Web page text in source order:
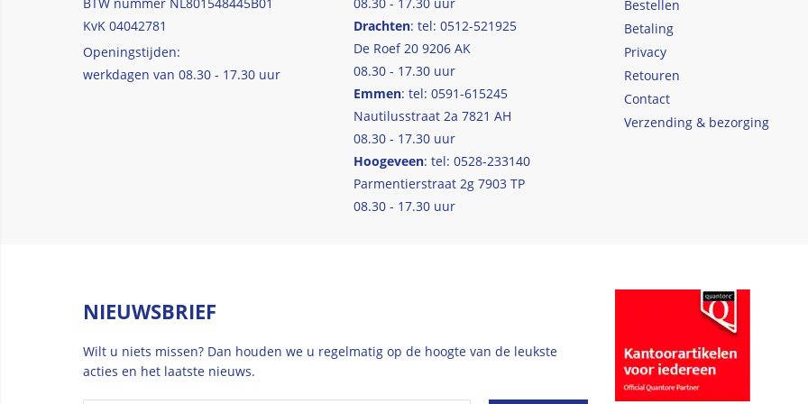
KvK 04042781
Openingstijden:
werkdagen van 08.30 - 17.30 uur
Drachten: tel: 0512-521925
De Roef 20 9206 AK
08.30 - 17.30 uur
Emmen: tel: 0591-615245
Nautilusstraat 2a 7821 AH
08.30 - 17.30 uur
Hoogeveen: tel: 0528-233140
Parmentierstraat 2g 7903 TP
08.30 - 17.30 uur
Bestellen
Betaling
Privacy
Retouren
Contact
Verzending & bezorging
NIEUWSBRIEF
Wilt u niets missen? Dan houden we u regelmatig op de hoogte van de leukste
acties en het laatste nieuws.